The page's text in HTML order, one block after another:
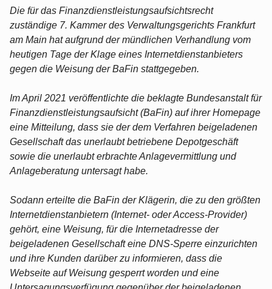
Die für das Finanzdienstleistungsaufsichtsrecht
zuständige 7. Kammer des Verwaltungsgerichts Frankfurt
am Main hat aufgrund der mündlichen Verhandlung vom
heutigen Tage der Klage eines Internetdienstanbieters
gegen die Weisung der BaFin stattgegeben.
Im April 2021 veröffentlichte die beklagte Bundesanstalt für
Finanzdienstleistungsaufsicht (BaFin) auf ihrer Homepage
eine Mitteilung, dass sie der dem Verfahren beigeladenen
Gesellschaft das unerlaubt betriebene Depotgeschäft
sowie die unerlaubt erbrachte Anlagevermittlung und
Anlageberatung untersagt habe.
Sodann erteilte die BaFin der Klägerin, die zu den größten
Internetdienstanbietern (Internet- oder Access-Provider)
gehört, eine Weisung, für die Internetadresse der
beigeladenen Gesellschaft eine DNS-Sperre einzurichten
und ihre Kunden darüber zu informieren, dass die
Webseite auf Weisung gesperrt worden und eine